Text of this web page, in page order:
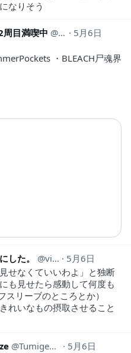
なりそう
周目満喫中 kagome5110
5月6日
・BLEACH尸魂界
した。 violet_kz
5月6日
せなくていいわよ」と独断
も見せたら感動して何度も
スリーブのところとか）
れいなもの摂取させること
Tumigee_owatta
5月6日